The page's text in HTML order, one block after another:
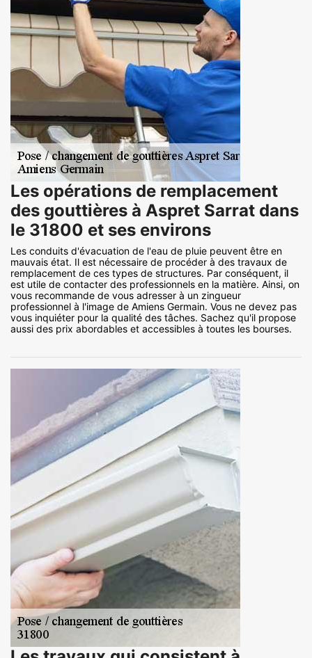
Les opérations de remplacement
des gouttières à Aspret Sarrat dans
le 31800 et ses environs
Les conduits d'évacuation de l'eau de pluie peuvent être en
mauvais état. Il est nécessaire de procéder à des travaux de
remplacement de ces types de structures. Par conséquent, il
est utile de contacter des professionnels en la matière. Ainsi, on
vous recommande de vous adresser à un zingueur
professionnel à l'image de Amiens Germain. Vous ne devez pas
vous inquiéter pour la qualité des tâches. Sachez qu'il propose
aussi des prix abordables et accessibles à toutes les bourses.